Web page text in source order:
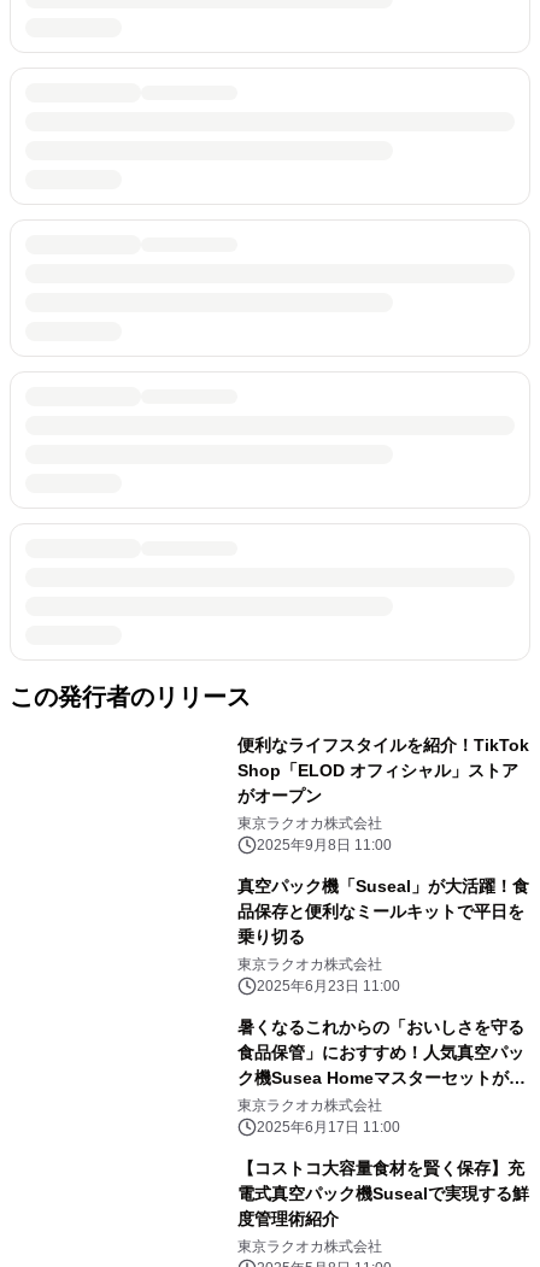
この発行者のリリース
便利なライフスタイルを紹介！TikTok
Shop「ELOD オフィシャル」ストア
がオープン
東京ラクオカ株式会社
2025年9月8日 11:00
真空パック機「Suseal」が大活躍！食
品保存と便利なミールキットで平日を
乗り切る
東京ラクオカ株式会社
2025年6月23日 11:00
暑くなるこれからの「おいしさを守る
食品保管」におすすめ！人気真空パッ
ク機Susea Homeマスターセットが発
売開始。
東京ラクオカ株式会社
2025年6月17日 11:00
【コストコ大容量食材を賢く保存】充
電式真空パック機Susealで実現する鮮
度管理術紹介
東京ラクオカ株式会社